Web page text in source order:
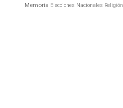
Memoria Elecciones Nacionales Religión